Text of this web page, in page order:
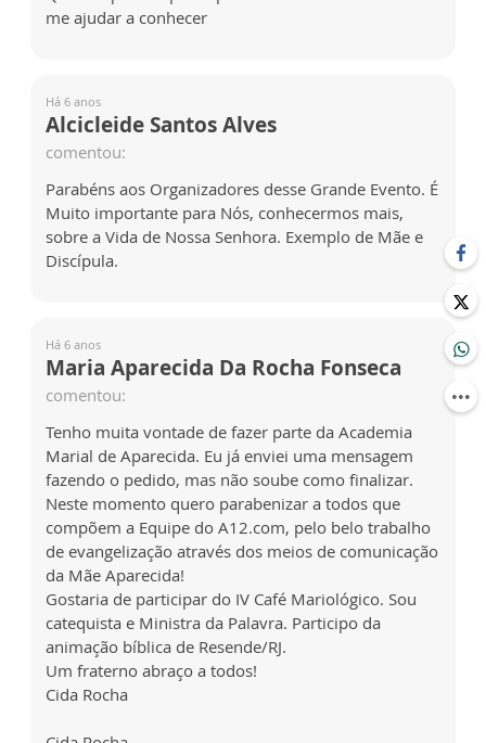
me ajudar a conhecer
Há 6 anos
Alcicleide Santos Alves
comentou:
Parabéns aos Organizadores desse Grande Evento. É
Muito importante para Nós, conhecermos mais,
sobre a Vida de Nossa Senhora. Exemplo de Mãe e
Discípula.
Há 6 anos
Maria Aparecida Da Rocha Fonseca
comentou:
Tenho muita vontade de fazer parte da Academia
Marial de Aparecida. Eu já enviei uma mensagem
fazendo o pedido, mas não soube como finalizar.
Neste momento quero parabenizar a todos que
compõem a Equipe do A12.com, pelo belo trabalho
de evangelização através dos meios de comunicação
da Mãe Aparecida!
Gostaria de participar do IV Café Mariológico. Sou
catequista e Ministra da Palavra. Participo da
animação bíblica de Resende/RJ.
Um fraterno abraço a todos!
Cida Rocha